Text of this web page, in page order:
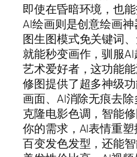
即使在昏暗环境，也能
AI绘画则是创意绘画神
图生图模式免关键词
就能秒变画作，驯服
艺术爱好者，这功能
修图提供了超多神级
画面、AI消除无痕去
克隆电影色调，智能
你的需求，AI表情重
百变发色发型，还能